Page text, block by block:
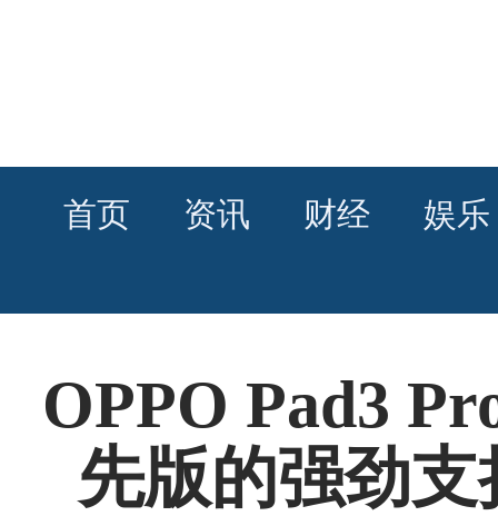
首页 资讯 财经 娱乐
OPPO Pad3
先版的强劲